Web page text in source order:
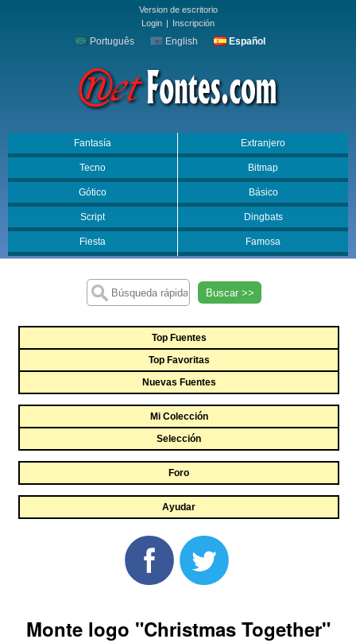
Version de escritorio
Login | Inscripción
Português English Español
Fantasía Extranjero
Tecno Bitmap
Gótico Básico
Script Dingbats
Fiesta Famosa
Buscar >>
Top Fuentes
Top Favoritas
Nuevas Fuentes
Mi Colección
Selección
Foro
Ayudar
Monte logo "Christmas Together"